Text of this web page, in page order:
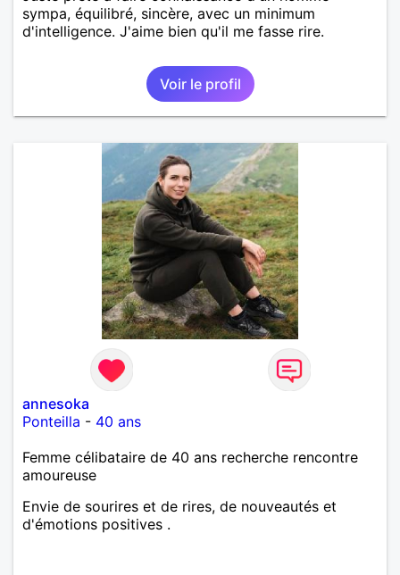
sympa, équilibré, sincère, avec un minimum
d'intelligence. J'aime bien qu'il me fasse rire.
Voir le profil
annesoka
Ponteilla - 40 ans
Femme célibataire de 40 ans recherche rencontre
amoureuse
Envie de sourires et de rires, de nouveautés et
d'émotions positives .